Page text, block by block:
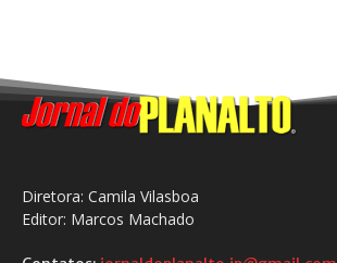
Diretora: Camila Vilasboa
Editor: Marcos Machado